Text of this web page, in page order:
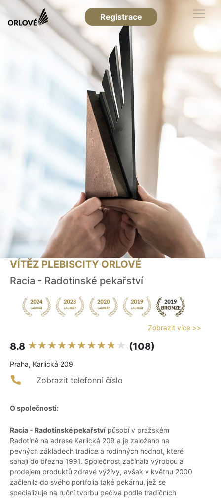
Registrace
VÍTĚZ PLEBISCITY ORLOVÉ
Racia - Radotínské pekařství
Zobrazit více >>
8.8 (108)
Praha, Karlická 209
Zobrazit telefonní číslo
O společnosti:
Racia - Radotínské pekařství působí v pražském
Radotíně na adrese Karlická 209 a je založeno na
pevných základech tradice a rodinných hodnot, které
sahají do března 1991. Společnost začínala výrobou a
prodejem produktů zdravé výživy, avšak v květnu 2000
začlenila do svého portfolia také pekárnu, jež se
specializuje na ruční tvorbu pečiva podle tradičních